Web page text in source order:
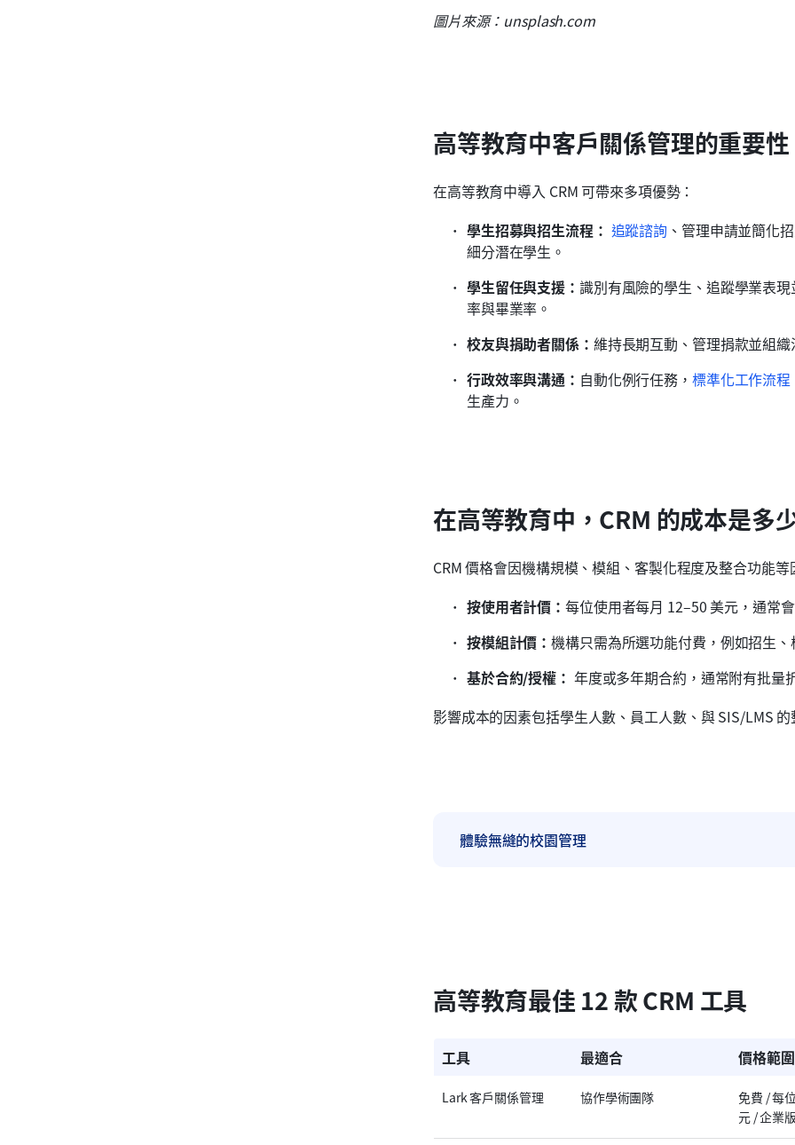
圖片來源：unsplash.com
高等教育中客戶關係管理的重要性
在高等教育中導入 CRM 可帶來多項優勢：
學生招募與招生流程： 追蹤諮詢 、管理申請並簡化
細分潛在學生。
學生留任與支援： 識別有風險的學生、追蹤學業表
率與畢業率。
校友與捐助者關係： 維持長期互動、管理捐款並組
行政效率與溝通： 自動化例行任務， 標準化工作流程
生產力。
在高等教育中，CRM 的成本是多
CRM 價格會因機構規模、模組、客製化程度及整合功能
按使用者計價：每位使用者每月 12–50 美元，通常
按模組計價：機構只需為所選功能付費，例如招生
基於合約/授權： 年度或多年期合約，通常附有批量
影響成本的因素包括學生人數、員工人數、與 SIS/LMS
體驗無縫的校園管理
高等教育最佳 12 款 CRM 工具
工具 最適合 價格範圍
Lark 客戶關係管理 協作學術團隊
免費 / 每
元 / 企業